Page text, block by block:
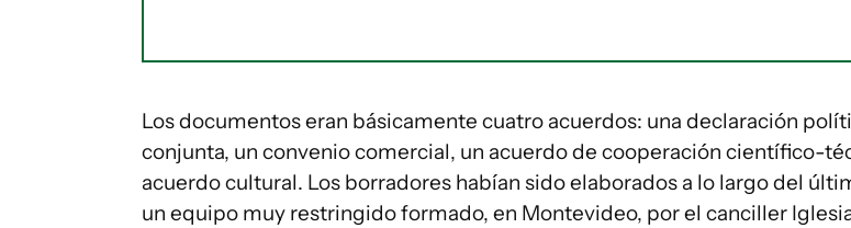
Los documentos eran básicamente cuatro acuerdos: una declaración
conjunta, un convenio comercial, un acuerdo de cooperación científico-
acuerdo cultural. Los borradores habían sido elaborados a lo largo del
un equipo muy restringido formado, en Montevideo, por el canciller